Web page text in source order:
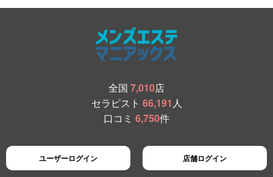
全国 7,010店
セラピスト 66,191 人
口コミ 6,750件
ユーザーログイン 店舗ログイン